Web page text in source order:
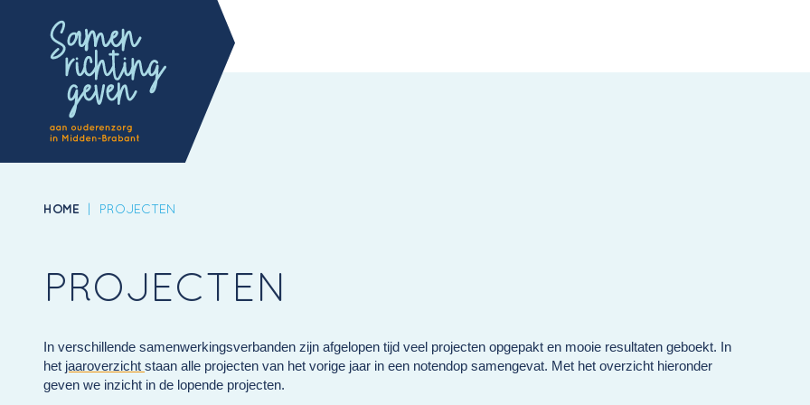
HOME | PROJECTEN
PROJECTEN
In verschillende samenwerkingsverbanden zijn afgelopen tijd veel projecten opgepakt en mooie resultaten geboekt. In
het jaaroverzicht staan alle projecten van het vorige jaar in een notendop samengevat. Met het overzicht hieronder
geven we inzicht in de lopende projecten.